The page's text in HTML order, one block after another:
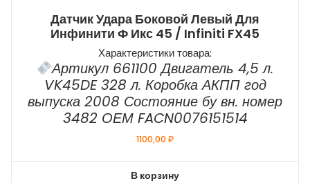
Датчик Удара Боковой Левый Для
Инфинити Ф Икс 45 / Infiniti FX45
Характеристики товара:
Артикул 661100 Двигатель 4,5 л.
VK45DE 328 л. Коробка АКПП год
выпуска 2008 Состояние бу вн. номер
3482 ОЕМ FACN0076151514
1100,00₽
В корзину